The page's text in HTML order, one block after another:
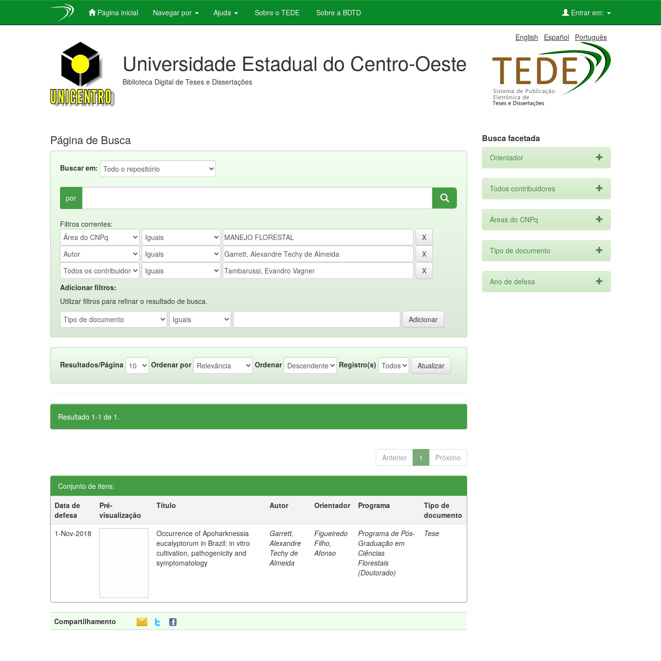
Página inicial Navegar por Ajuda Sobre o TEDE Sobre a BDTD Entrar em:
English Español Português
Universidade Estadual do Centro-Oeste
Biblioteca Digital de Teses e Dissertações
Página de Busca
Buscar em:
por
Filtros correntes:
Adicionar filtros:
Utilizar filtros para refinar o resultado de busca.
Resultados/Página Ordenar por Ordenar Registro(s)
Resultado 1-1 de 1.
Anterior 1 Próximo
Conjunto de itens:
Data de
defesa
Pré-
visualização
Título Autor Orientador Programa
Tipo de
documento
1-Nov-2018
Occurrence of Apoharknessia
eucalyptorum in Brazil: in vitro
cultivation, pathogenicity and
symptomatology
Garrett,
Alexandre
Techy de
Almeida
Figueiredo
Filho,
Afonso
Programa de Pós-
Graduação em
Ciências
Florestais
(Doutorado)
Tese
Compartilhamento
Busca facetada
Orientador
Todos contribuidores
Áreas do CNPq
Tipo de documento
Ano de defesa